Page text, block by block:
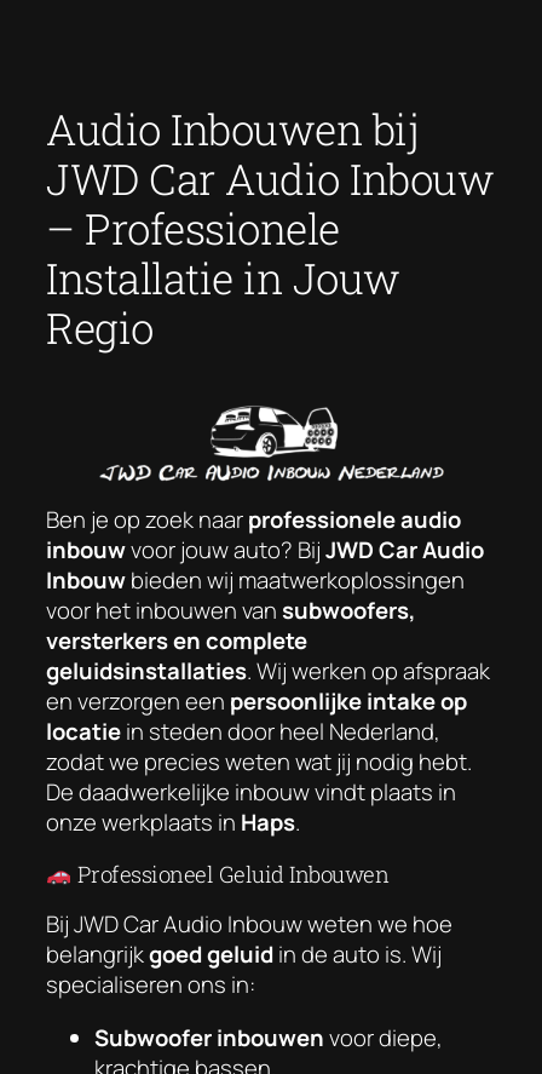
inhoud
Audio Inbouwen bij
JWD Car Audio Inbouw
– Professionele
Installatie in Jouw
Regio
Ben je op zoek naarprofessionele audio
inbouwvoor jouw auto? BijJWD Car Audio
Inbouwbieden wij maatwerkoplossingen
voor het inbouwen vansubwoofers,
versterkers en complete
geluidsinstallaties. Wij werken op afspraak
en verzorgen een persoonlijke intake op
locatiein steden door heel Nederland,
zodat we precies weten wat jij nodig hebt.
De daadwerkelijke inbouw vindt plaats in
onze werkplaats in Haps.
Professioneel Geluid Inbouwen
Bij JWD Car Audio Inbouw weten we hoe
belangrijkgoed geluidin de auto is. Wij
specialiseren ons in:
Subwoofer inbouwenvoor diepe,
krachtige bassen.